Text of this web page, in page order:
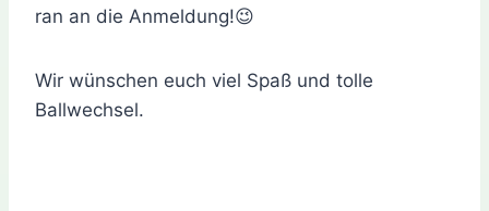
ran an die Anmeldung!😉
Wir wünschen euch viel Spaß und tolle
Ballwechsel.